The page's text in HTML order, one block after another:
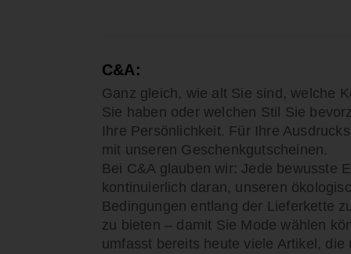
C&A:
Ganz gleich, wie alt Sie sind, welche
Sie haben oder welchen Stil Sie
Ihre Persönlichkeit. Für Ihre
mit unseren Geschenkgutscheinen.
Bei C&A glauben wir: Jede bewusste
kontinuierlich daran, unseren
Bedingungen entlang der Lieferkette
zu bieten – damit Sie Mode wählen
umfasst bereits heute viele Artikel,